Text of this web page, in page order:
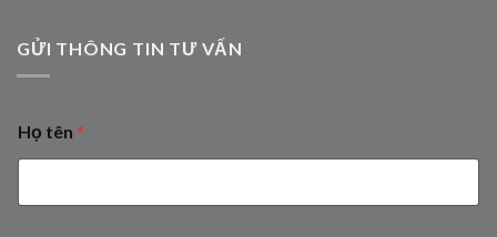
GỬI THÔNG TIN TƯ VẤN
Họ tên *